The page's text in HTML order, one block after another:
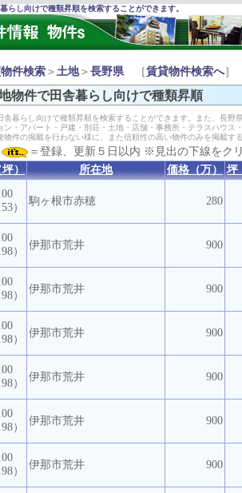
らし向けで種類昇順を検索することができます。
件検索 ＞ 土地＞ 長野県［賃貸物件検索へ］
物件で田舎暮らし向けで種類昇順
暮らし向けで種類昇順を検索することができます。また、長
ン・アパート・戸建・別荘・土地・店舗・事務所・テラスハウ
物件の掲載を行わない様に、また信頼性の高い物件のみを掲載す
＝登録、更新５日以内 ※見出の下線をク
） 所在地 価格（万） 坪
）
駒ヶ根市赤穂 280
）
伊那市荒井 900
）
伊那市荒井 900
）
伊那市荒井 900
）
伊那市荒井 900
）
伊那市荒井 900
）
伊那市荒井 900